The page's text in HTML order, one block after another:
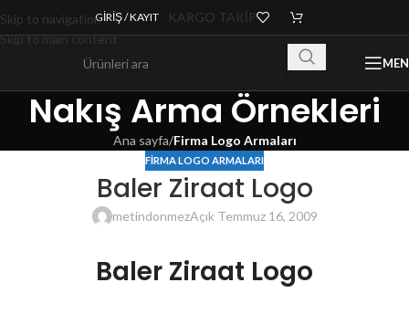
Skip to navigation
Skip to main content
GIRIŞ / KAYIT KARGO TAKİP
Nakış Arma Örnekleri
Ana sayfa/Firma Logo Armaları
FIRMA LOGO ARMALARI
Baler Ziraat Logo
metindonmezAçık Temmuz 16, 2009
Baler Ziraat Logo